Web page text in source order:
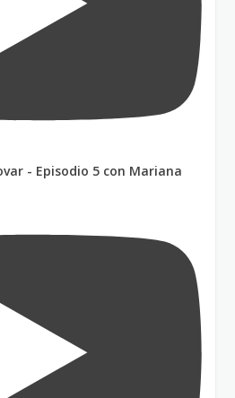
- Episodio 5 con Mariana